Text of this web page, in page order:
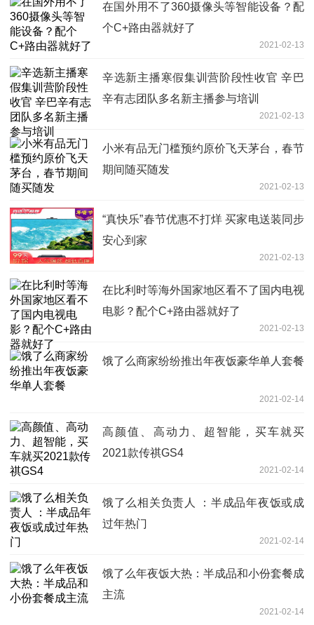
在国外用不了360摄像头等智能设备？配
个C+路由器就好了
2021-02-13
辛选新主播寒假集训营阶段性收官 辛巴
辛有志团队多名新主播参与培训
2021-02-13
小米有品无门槛预约原价飞天茅台，春节
期间随买随发
2021-02-13
“真快乐”春节优惠不打烊 买家电送装同步
安心到家
2021-02-13
在比利时等海外国家地区看不了国内电视
电影？配个C+路由器就好了
2021-02-13
饿了么商家纷纷推出年夜饭豪华单人套餐
2021-02-14
高颜值、高动力、超智能，买车就买
2021款传祺GS4
2021-02-14
饿了么相关负责人 ：半成品年夜饭或成
过年热门
2021-02-14
饿了么年夜饭大热：半成品和小份套餐成
主流
2021-02-14